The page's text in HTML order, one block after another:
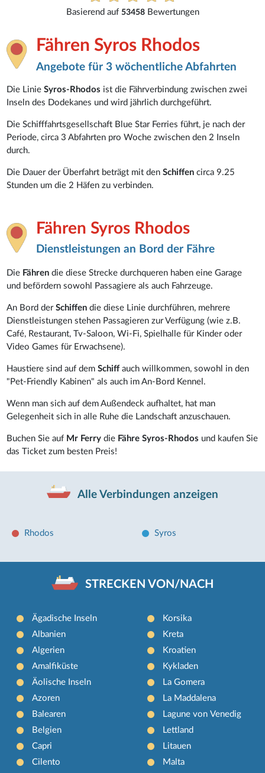
Basierend auf 53458Bewertungen
Fähren Syros Rhodos
Angebote für 3 wöchentliche Abfahrten
Die LinieSyros-Rhodos ist die Fährverbindung zwischen zwei
Inseln des Dodekanes und wird jährlich durchgeführt.
Die Schifffahrtsgesellschaft Blue Star Ferries führt, je nach der
Periode, circa 3 Abfahrten pro Woche zwischen den 2 Inseln
durch.
Die Dauer der Überfahrt beträgt mit denSchiffencirca 9.25
Stunden um die 2 Häfen zu verbinden.
Fähren Syros Rhodos
Dienstleistungen an Bord der Fähre
Die Fährendie diese Strecke durchqueren haben eine Garage
und befördern sowohl Passagiere als auch Fahrzeuge.
An Bord derSchiffendie diese Linie durchführen, mehrere
Dienstleistungen stehen Passagieren zur Verfügung (wie z.B.
Café, Restaurant, Tv-Saloon, Wi-Fi, Spielhalle für Kinder oder
Video Games für Erwachsene).
Haustiere sind auf demSchiffauch willkommen, sowohl in den
"Pet-Friendly Kabinen" als auch im An-Bord Kennel.
Wenn man sich auf dem Außendeck aufhaltet, hat man
Gelegenheit sich in alle Ruhe die Landschaft anzuschauen.
Buchen Sie auf Mr Ferrydie Fähre Syros-Rhodos und kaufen Sie
das Ticket zum besten Preis!
Alle Verbindungen anzeigen
Rhodos Syros
STRECKEN VON/NACH
Ägadische Inseln
Albanien
Algerien
Amalfiküste
Äolische Inseln
Azoren
Balearen
Belgien
Capri
Cilento
Korsika
Kreta
Kroatien
Kykladen
La Gomera
La Maddalena
Lagune von Venedig
Lettland
Litauen
Malta